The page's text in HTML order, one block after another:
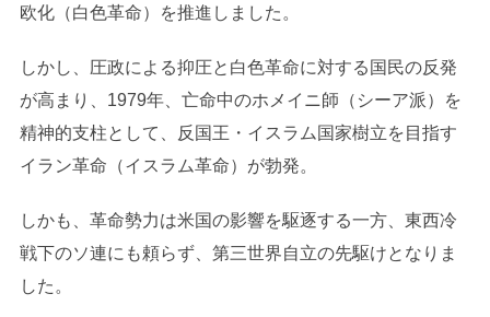
欧化（白色革命）を推進しました。
しかし、圧政による抑圧と白色革命に対する国民の反発
が高まり、1979年、亡命中のホメイニ師（シーア派）を
精神的支柱として、反国王・イスラム国家樹立を目指す
イラン革命（イスラム革命）が勃発。
しかも、革命勢力は米国の影響を駆逐する一方、東西冷
戦下のソ連にも頼らず、第三世界自立の先駆けとなりま
した。